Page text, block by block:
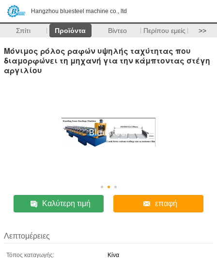
Hangzhou bluesteel machine co., ltd
Σπίτι Προϊόντα Βίντεο Περίπου εμείς >>
Μόνιμος ρόλος ραφών υψηλής ταχύτητας που
διαμορφώνει τη μηχανή για την κάμπτοντας στέγη
αργιλίου
Καλύτερη τιμή επαφή
Λεπτομέρειες
Τόπος καταγωγής:
Κίνα